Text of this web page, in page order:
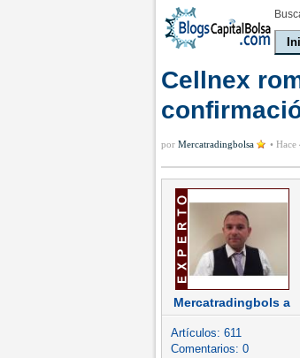
Cellnex
por Mercatradingbolsa • Hace
Mercatradingbols a
Artículos: 611
Comentarios: 0